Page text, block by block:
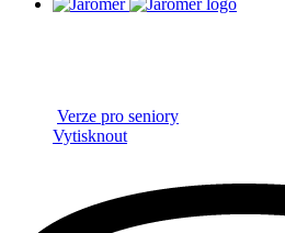
Verze pro seniory
Vytisknout